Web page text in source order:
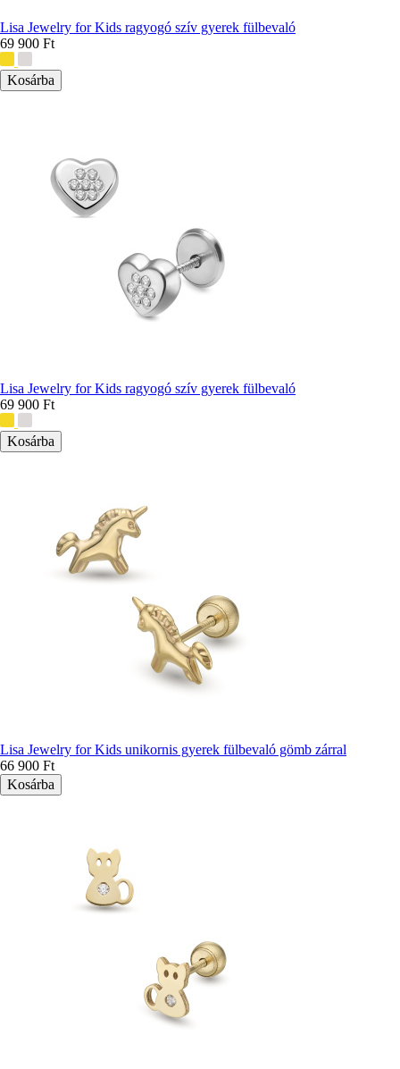
Lisa Jewelry for Kids ragyogó szív gyerek fülbevaló
69 900 Ft
színek:
Lisa Jewelry for Kids ragyogó szív gyerek fülbevaló
69 900 Ft
színek:
Lisa Jewelry for Kids unikornis gyerek fülbevaló gömb zárral
66 900 Ft